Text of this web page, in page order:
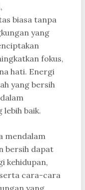
biasa tanpa
yang
fokus,
hati. Energi
yang bersih
lebih baik.
mendalam
bersih dapat
kehidupan,
cara-cara